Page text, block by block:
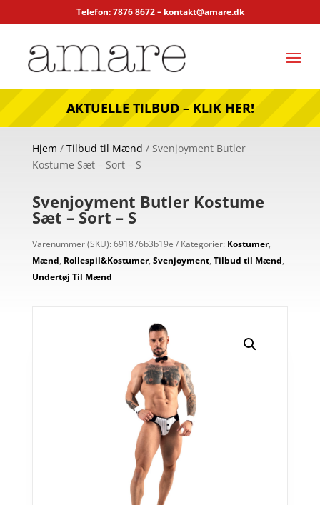
Telefon: 7876 8672 – kontakt@amare.dk
AKTUELLE TILBUD – KLIK HER!
Hjem / Tilbud til Mænd / Svenjoyment Butler
Kostume Sæt – Sort – S
Svenjoyment Butler Kostume
Sæt – Sort – S
Varenummer (SKU): 691876b3b19e Kategorier: Kostumer,
Mænd, Rollespil&Kostumer, Svenjoyment, Tilbud til Mænd,
Undertøj Til Mænd